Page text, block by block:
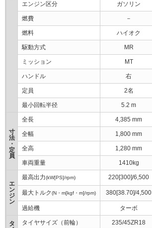
エンジン区分 ガソリン
燃費 －
燃料 ハイオク
駆動方式 MR
ミッション MT
ハンドル 右
定員 2名
最小回転半径 5.2 m
寸
法
・
定
員
全長 4,385 mm
全幅 1,800 mm
全高 1,280 mm
車両重量 1410kg
エ
ン
ジ
ン
最高出力(kW[PS]/rpm) 220[300]/6,500
最大トルク(N・m[kgf・m]/rpm) 380[38.70]/4,500
過給機 ターボ
タ
タイヤサイズ（前輪） 235/45ZR18